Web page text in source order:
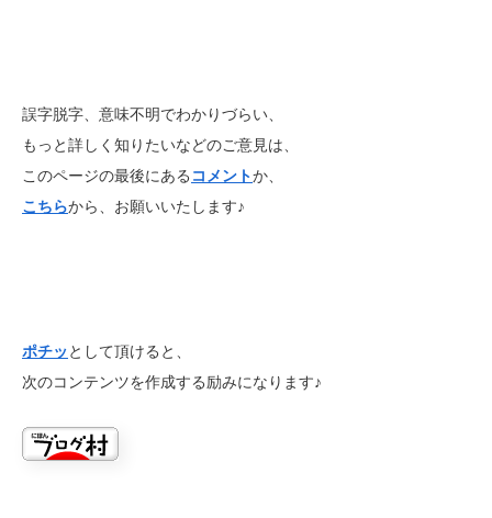
誤字脱字、意味不明でわかりづらい、
もっと詳しく知りたいなどのご意見は、
このページの最後にある コメントか、
こちらから、お願いいたします♪
ポチッとして頂けると、
次のコンテンツを作成する励みになります♪